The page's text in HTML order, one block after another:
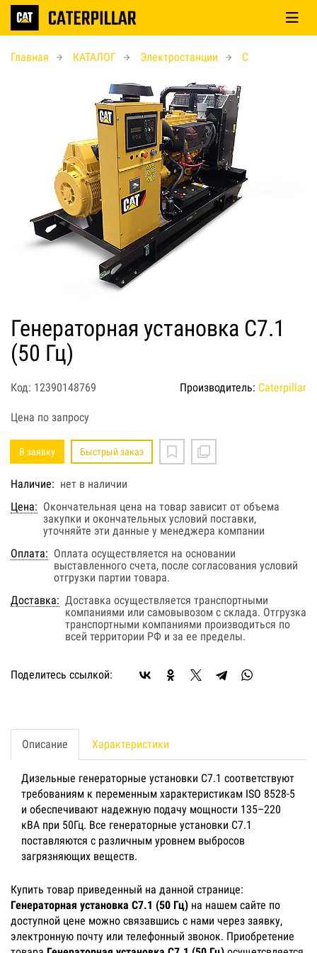
Главная КАТАЛОГ Электростанции C
Генераторная установка C7.1
(50 Гц)
Код: 12390148769 Производитель: Caterpillar
Цена по запросу
В заявку Быстрый заказ
Наличие: нет в наличии
Цена: Окончательная цена на товар зависит от объема
закупки и окончательных условий поставки,
уточняйте эти данные у менеджера компании
Оплата: Оплата осуществляется на основании
выставленного счета, после согласования условий
отгрузки партии товара.
Доставка: Доставка осуществляется транспортными
компаниями или самовывозом с склада. Отгрузка
транспортными компаниями производиться по
всей территории РФ и за ее пределы.
Поделитесь ссылкой:
Описание Характеристики
Дизельные генераторные установки C7.1 соответствуют
требованиям к переменным характеристикам ISO 8528-5
и обеспечивают надежную подачу мощности 135–220
кВА при 50Гц. Все генераторные установки C7.1
поставляются с различным уровнем выбросов
загрязняющих веществ.
Купить товар приведенный на данной странице:
Генераторная установка C7.1 (50 Гц) на нашем сайте по
доступной цене можно связавшись с нами через заявку,
электронную почту или телефонный звонок. Приобретение